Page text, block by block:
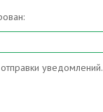
уведомлений.